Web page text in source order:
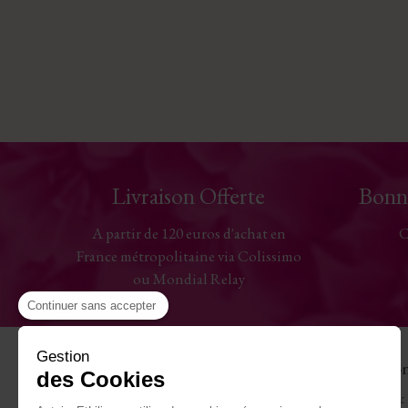
Livraison Offerte
A partir de 120 euros d'achat en
France métropolitaine via Colissimo
ou Mondial Relay
Aide La
Antoine
Continuer sans accepter
Gestion
des Cookies